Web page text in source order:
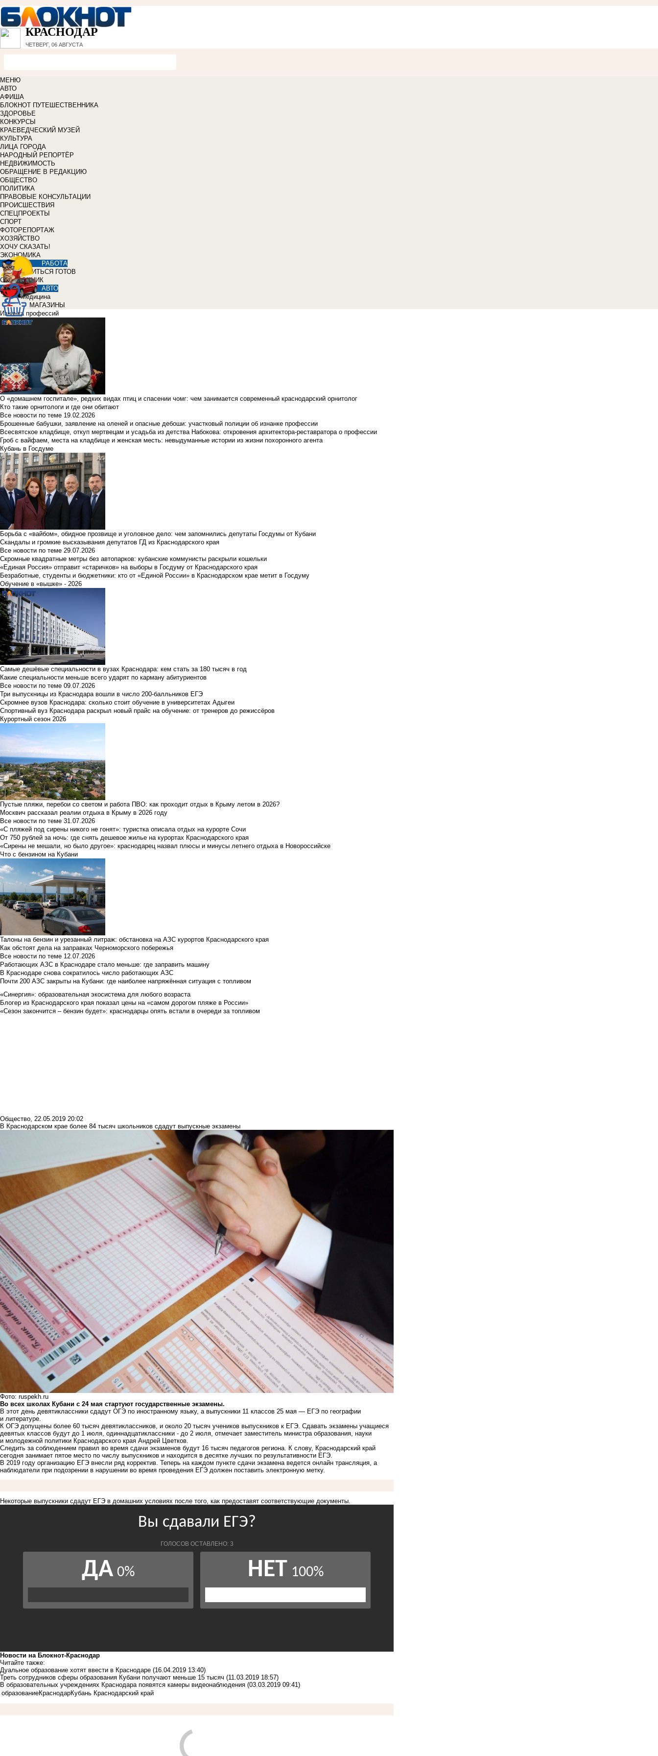
КРАСНОДАР
ЧЕТВЕРГ, 06 АВГУСТА
МЕНЮ
АВТО
АФИША
БЛОКНОТ ПУТЕШЕСТВЕННИКА
ЗДОРОВЬЕ
КОНКУРСЫ
КРАЕВЕДЧЕСКИЙ МУЗЕЙ
КУЛЬТУРА
ЛИЦА ГОРОДА
НАРОДНЫЙ РЕПОРТЁР
НЕДВИЖИМОСТЬ
ОБРАЩЕНИЕ В РЕДАКЦИЮ
ОБЩЕСТВО
ПОЛИТИКА
ПРАВОВЫЕ КОНСУЛЬТАЦИИ
ПРОИСШЕСТВИЯ
СПЕЦПРОЕКТЫ
СПОРТ
ФОТОРЕПОРТАЖ
ХОЗЯЙСТВО
ХОЧУ СКАЗАТЬ!
ЭКОНОМИКА
РАБОТА
УЧИТЬСЯ ГОТОВ
СПРАВОЧНИК
АВТО
Медицина
МАГАЗИНЫ
Изнанка профессий
О «домашнем госпитале», редких видах птиц и спасении чомг: чем занимается современный краснодарский орнитолог
Кто такие орнитологи и где они обитают
Все новости по теме 19.02.2026
Брошенные бабушки, заявление на оленей и опасные дебоши: участковый полиции об изнанке профессии
Всесвятское кладбище, откуп мертвецам и усадьба из детства Набокова: откровения архитектора-реставратора о профессии
Гроб с вайфаем, места на кладбище и женская месть: невыдуманные истории из жизни похоронного агента
Кубань в Госдуме
Борьба с «вайбом», обидное прозвище и уголовное дело: чем запомнились депутаты Госдумы от Кубани
Скандалы и громкие высказывания депутатов ГД из Краснодарского края
Все новости по теме 29.07.2026
Скромные квадратные метры без автопарков: кубанские коммунисты раскрыли кошельки
«Единая Россия» отправит «старичков» на выборы в Госдуму от Краснодарского края
Безработные, студенты и бюджетники: кто от «Единой России» в Краснодарском крае метит в Госдуму
Обучение в «вышке» - 2026
Самые дешёвые специальности в вузах Краснодара: кем стать за 180 тысяч в год
Какие специальности меньше всего ударят по карману абитуриентов
Все новости по теме 09.07.2026
Три выпускницы из Краснодара вошли в число 200-балльников ЕГЭ
Скромнее вузов Краснодара: сколько стоит обучение в университетах Адыгеи
Спортивный вуз Краснодара раскрыл новый прайс на обучение: от тренеров до режиссёров
Курортный сезон 2026
Пустые пляжи, перебои со светом и работа ПВО: как проходит отдых в Крыму летом в 2026?
Москвич рассказал реалии отдыха в Крыму в 2026 году
Все новости по теме 31.07.2026
«С пляжей под сирены никого не гонят»: туристка описала отдых на курорте Сочи
От 750 рублей за ночь: где снять дешевое жилье на курортах Краснодарского края
«Сирены не мешали, но было другое»: краснодарец назвал плюсы и минусы летнего отдыха в Новороссийске
Что с бензином на Кубани
Талоны на бензин и урезанный литраж: обстановка на АЗС курортов Краснодарского края
Как обстоят дела на заправках Черноморского побережья
Все новости по теме 12.07.2026
Работающих АЗС в Краснодаре стало меньше: где заправить машину
В Краснодаре снова сократилось число работающих АЗС
Почти 200 АЗС закрыты на Кубани: где наиболее напряжённая ситуация с топливом
«Синергия»: образовательная экосистема для любого возраста
Блогер из Краснодарского края показал цены на «самом дорогом пляже в России»
«Сезон закончится – бензин будет»: краснодарцы опять встали в очереди за топливом
Общество, 22.05.2019 20:02
В Краснодарском крае более 84 тысяч школьников сдадут выпускные экзамены
Фото: ruspekh.ru
Во всех школах Кубани с 24 мая стартуют государственные экзамены.
В этот день девятиклассники сдадут ОГЭ по иностранному языку, а выпускники 11 классов 25 мая — ЕГЭ по географии
и литературе.
К ОГЭ допущены более 60 тысяч девятиклассников, и около 20 тысяч учеников выпускников к ЕГЭ. Сдавать экзамены учащиеся
девятых классов будут до 1 июля, одиннадцатиклассники - до 2 июля, отмечает заместитель министра образования, науки
и молодежной политики Краснодарского края Андрей Цветков.
Следить за соблюдением правил во время сдачи экзаменов будут 16 тысяч педагогов региона. К слову, Краснодарский край
сегодня занимает пятое место по числу выпускников и находится в десятке лучших по результативности ЕГЭ.
В 2019 году организацию ЕГЭ внесли ряд корректив. Теперь на каждом пункте сдачи экзамена ведется онлайн трансляция, а
наблюдатели при подозрении в нарушении во время проведения ЕГЭ должен поставить электронную метку.
Некоторые выпускники сдадут ЕГЭ в домашних условиях после того, как предоставят соответствующие документы.
Новости на Блoкнoт-Краснодар
Читайте также:
Дуальное образование хотят ввести в Краснодаре (16.04.2019 13:40)
Треть сотрудников сферы образования Кубани получают меньше 15 тысяч (11.03.2019 18:57)
В образовательных учреждениях Краснодара появятся камеры видеонаблюдения (03.03.2019 09:41)
образованиеКраснодарКубань Краснодарский край